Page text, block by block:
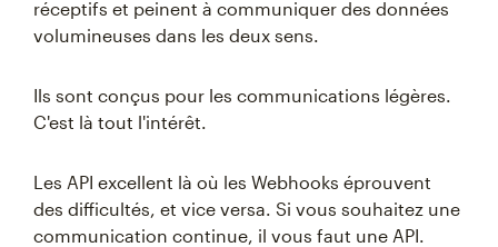
réceptifs et peinent à communiquer des données
volumineuses dans les deux sens.
Ils sont conçus pour les communications légères.
C'est là tout l'intérêt.
Les API excellent là où les Webhooks éprouvent
des difficultés, et vice versa. Si vous souhaitez une
communication continue, il vous faut une API.